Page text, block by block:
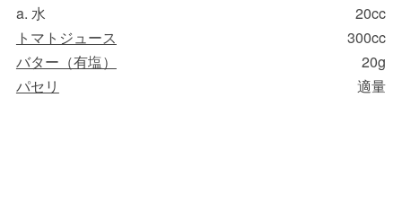
a. 水
20cc
トマトジュース
300cc
バター（有塩）
20g
パセリ
適量